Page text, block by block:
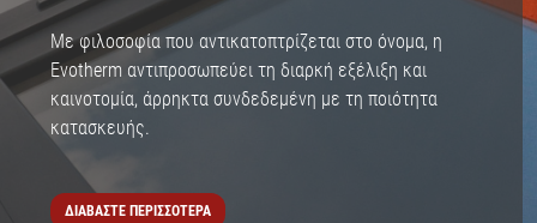
Με φιλοσοφία που αντικατοπτρίζεται στο όνομα, η
Evotherm αντιπροσωπεύει τη διαρκή εξέλιξη και
καινοτομία, άρρηκτα συνδεδεμένη με τη ποιότητα
κατασκευής.
ΔΙΑΒΑΣΤΕ ΠΕΡΙΣΣΟΤΕΡΑ